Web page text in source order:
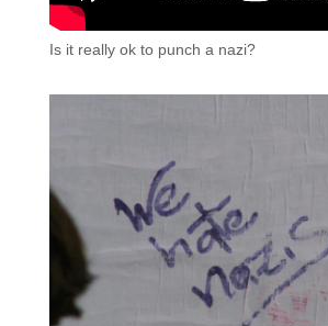
Is it really ok to punch a nazi?